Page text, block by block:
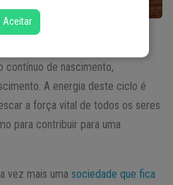
da vida.
contínuo de nascimento,
A energia deste ciclo é
a força vital de todos os seres
para contribuir para uma
vez mais uma sociedade que fica
Aceitar